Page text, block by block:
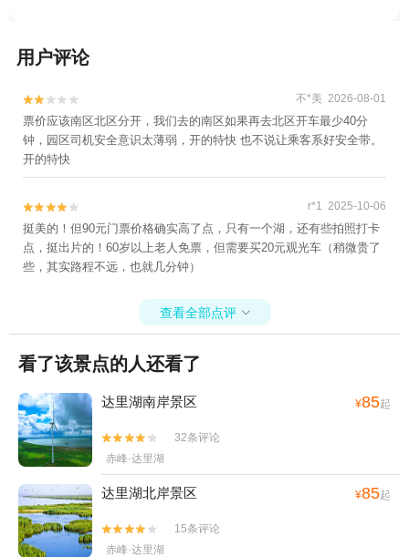
用户评论

 不*美 2026-08-01
票价应该南区北区分开，我们去的南区如果再去北区开车最少40分
钟，园区司机安全意识太薄弱，开的特快 也不说让乘客系好安全带。
开的特快

 r*1 2025-10-06
挺美的！但90元门票价格确实高了点，只有一个湖，还有些拍照打卡
点，挺出片的！60岁以上老人免票，但需要买20元观光车（稍微贵了
些，其实路程不远，也就几分钟）
查看全部点评 
看了该景点的人还看了
达里湖南岸景区 ¥85起


32条评论
赤峰·达里湖
达里湖北岸景区 ¥85起


15条评论
赤峰·达里湖